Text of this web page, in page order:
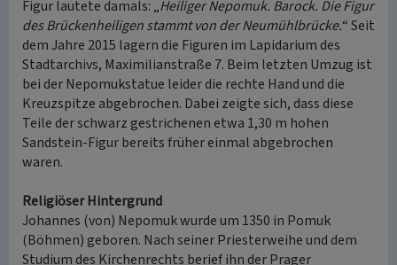
Figur lautete damals: „Heiliger Nepomuk. Barock. Die Figur
des Brückenheiligen stammt von der Neumühlbrücke.“ Seit
dem Jahre 2015 lagern die Figuren im Lapidarium des
Stadtarchivs, Maximilianstraße 7. Beim letzten Umzug ist
bei der Nepomukstatue leider die rechte Hand und die
Kreuzspitze abgebrochen. Dabei zeigte sich, dass diese
Teile der schwarz gestrichenen etwa 1,30 m hohen
Sandstein-Figur bereits früher einmal abgebrochen
waren.
Religiöser Hintergrund
Johannes (von) Nepomuk wurde um 1350 in Pomuk
(Böhmen) geboren. Nach seiner Priesterweihe und dem
Studium des Kirchenrechts berief ihn der Prager